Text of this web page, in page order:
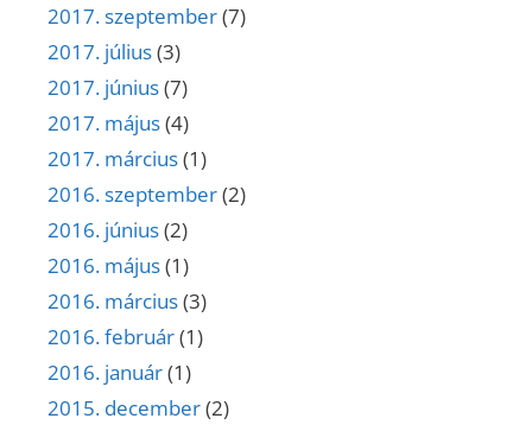
2017. szeptember(7)
2017. július(3)
2017. június(7)
2017. május(4)
2017. március(1)
2016. szeptember(2)
2016. június(2)
2016. május(1)
2016. március(3)
2016. február(1)
2016. január(1)
2015. december(2)